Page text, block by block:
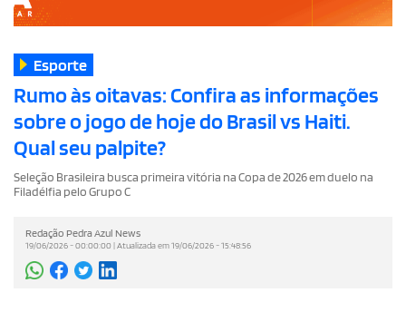
Esporte
Rumo às oitavas: Confira as informações
sobre o jogo de hoje do Brasil vs Haiti.
Qual seu palpite?
Seleção Brasileira busca primeira vitória na Copa de 2026 em duelo na
Filadélfia pelo Grupo C
Redação Pedra Azul News
19/06/2026 - 00:00:00 | Atualizada em 19/06/2026 - 15:48:56